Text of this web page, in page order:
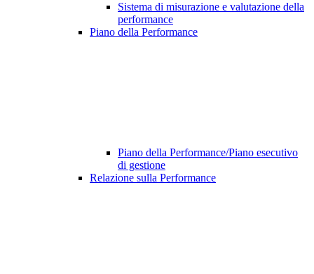
Sistema di misurazione e valutazione della
performance
Piano della Performance
Piano della Performance/Piano esecutivo
di gestione
Relazione sulla Performance